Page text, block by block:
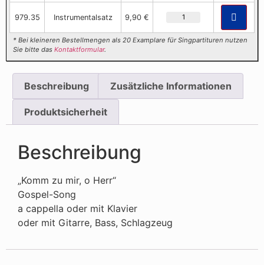
979.35 Instrumentalsatz 9,90 €
* Bei kleineren Bestellmengen als 20 Examplare für Singpartituren nutzen
Sie bitte dasKontaktformular.
Beschreibung Zusätzliche Informationen
Produktsicherheit
Beschreibung
„Komm zu mir, o Herr“
Gospel-Song
a cappella oder mit Klavier
oder mit Gitarre, Bass, Schlagzeug